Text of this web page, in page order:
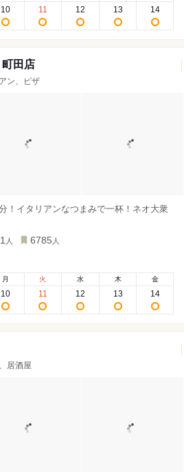
10 11 12 13 14
田店
ン、ピザ
！イタリアンなつまみで一杯！ネオ大衆
人 6785 人
月
10
火
11
水
12
木
13
金
14
居酒屋